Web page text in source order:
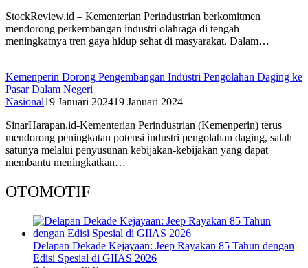
StockReview.id – Kementerian Perindustrian berkomitmen
mendorong perkembangan industri olahraga di tengah
meningkatnya tren gaya hidup sehat di masyarakat. Dalam…
Kemenperin Dorong Pengembangan Industri Pengolahan Daging ke
Pasar Dalam Negeri
Nasional19 Januari 202419 Januari 2024
SinarHarapan.id-Kementerian Perindustrian (Kemenperin) terus
mendorong peningkatan potensi industri pengolahan daging, salah
satunya melalui penyusunan kebijakan-kebijakan yang dapat
membantu meningkatkan…
OTOMOTIF
Delapan Dekade Kejayaan: Jeep Rayakan 85 Tahun dengan
Edisi Spesial di GIIAS 2026